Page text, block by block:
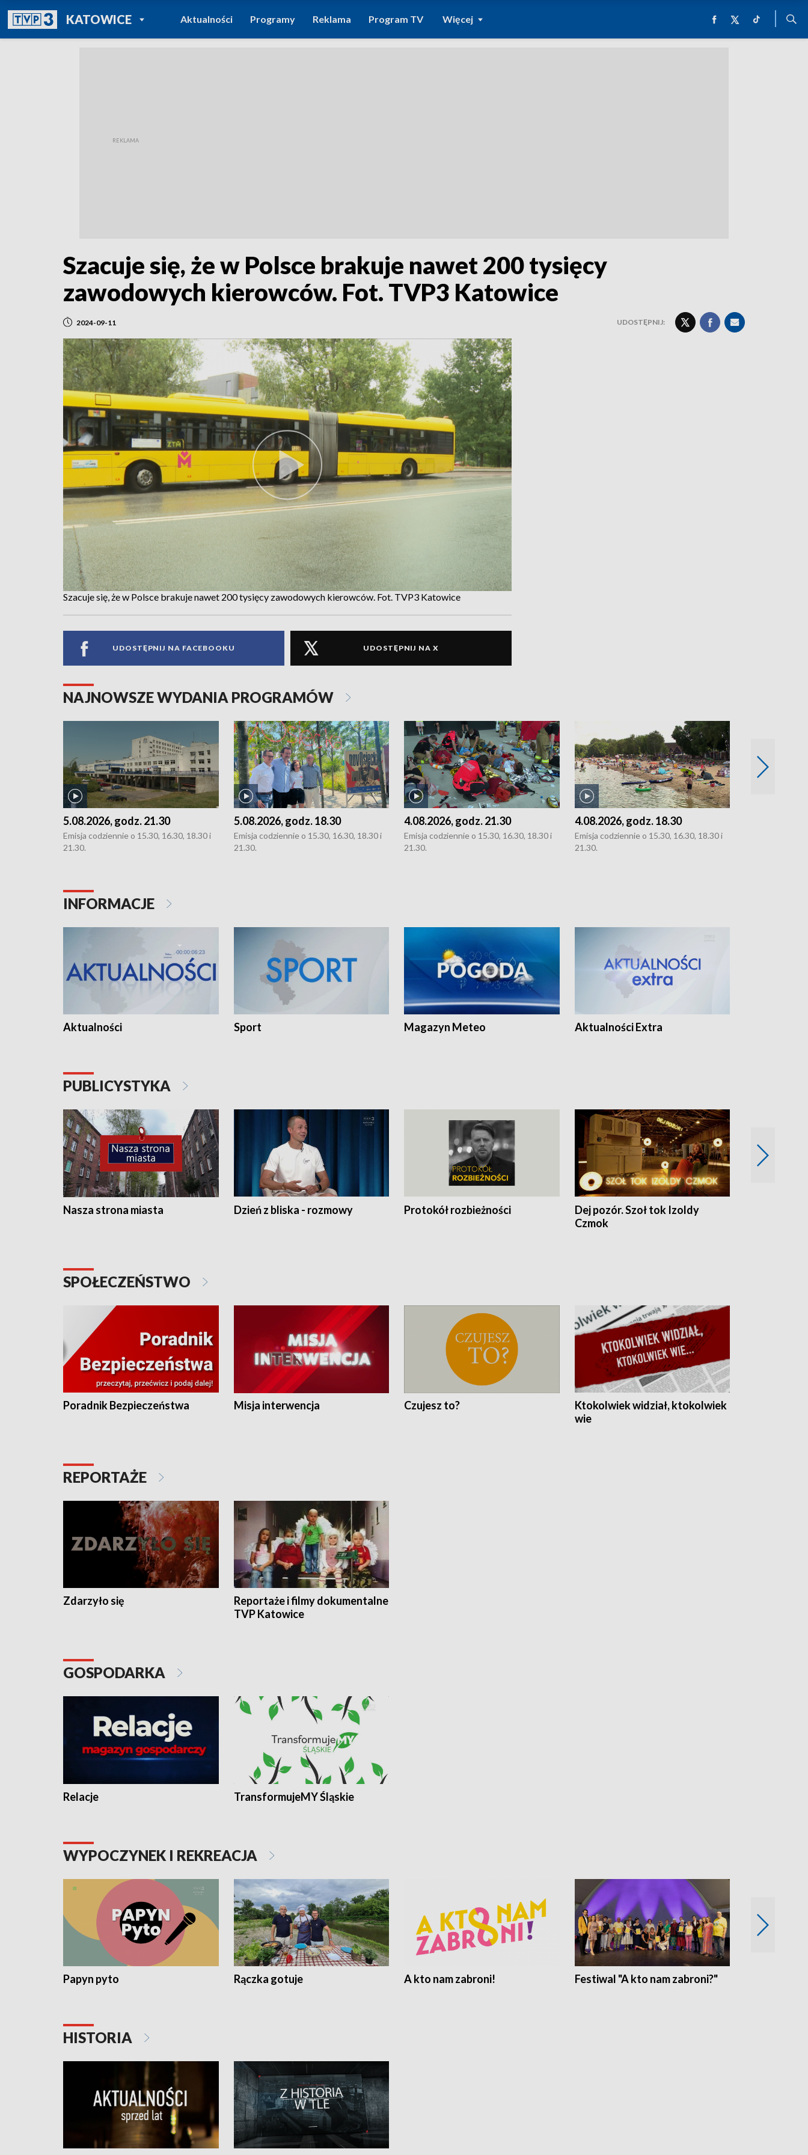
KATOWICEPOWRÓT DO
TVP REGIONY
Aktualności Programy Reklama Program TV Więcej
Szacuje się, że w Polsce brakuje nawet 200 tysięcy
zawodowych kierowców. Fot. TVP3 Katowice
2024-09-11 UDOSTĘPNIJ:
Szacuje się, że w Polsce brakuje nawet 200 tysięcy zawodowych kierowców. Fot. TVP3 Katowice
UDOSTĘPNIJ NA FACEBOOKU UDOSTĘPNIJ NA X
NAJNOWSZE WYDANIA PROGRAMÓW
5.08.2026, godz. 21.30
Emisja codziennie o 15.30, 16.30, 18.30 i
21.30.
5.08.2026, godz. 18.30
Emisja codziennie o 15.30, 16.30, 18.30 i
21.30.
4.08.2026, godz. 21.30
Emisja codziennie o 15.30, 16.30, 18.30 i
21.30.
4.08.2026, godz. 18.30
Emisja codziennie o 15.30, 16.30, 18.30 i
21.30.
INFORMACJE
Aktualności Sport Magazyn Meteo Aktualności Extra
PUBLICYSTYKA
Nasza strona miasta Dzień z bliska - rozmowy Protokół rozbieżności
Dej pozór. Szoł tok Izoldy
Czmok
SPOŁECZEŃSTWO
Poradnik Bezpieczeństwa Misja interwencja Czujesz to?
Ktokolwiek widział, ktokolwiek
wie
REPORTAŻE
Zdarzyło się
Reportaże i filmy dokumentalne
TVP Katowice
GOSPODARKA
Relacje TransformujeMY Śląskie
WYPOCZYNEK I REKREACJA
Papyn pyto Rączka gotuje A kto nam zabroni! Festiwal "A kto nam zabroni?"
HISTORIA